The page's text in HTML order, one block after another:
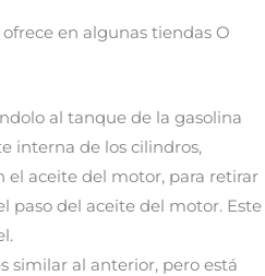
en algunas tiendas O
al tanque de la gasolina
interna de los cilindros,
el aceite del motor, para retirar
paso del aceite del motor. Este
similar al anterior, pero está